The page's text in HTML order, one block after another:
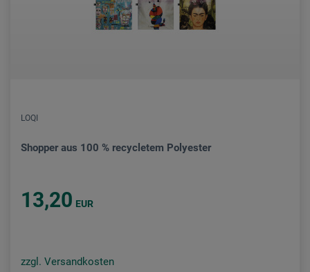
LOQI
Shopper aus 100 % recycletem Polyester
13,20 EUR
zzgl. Versandkosten